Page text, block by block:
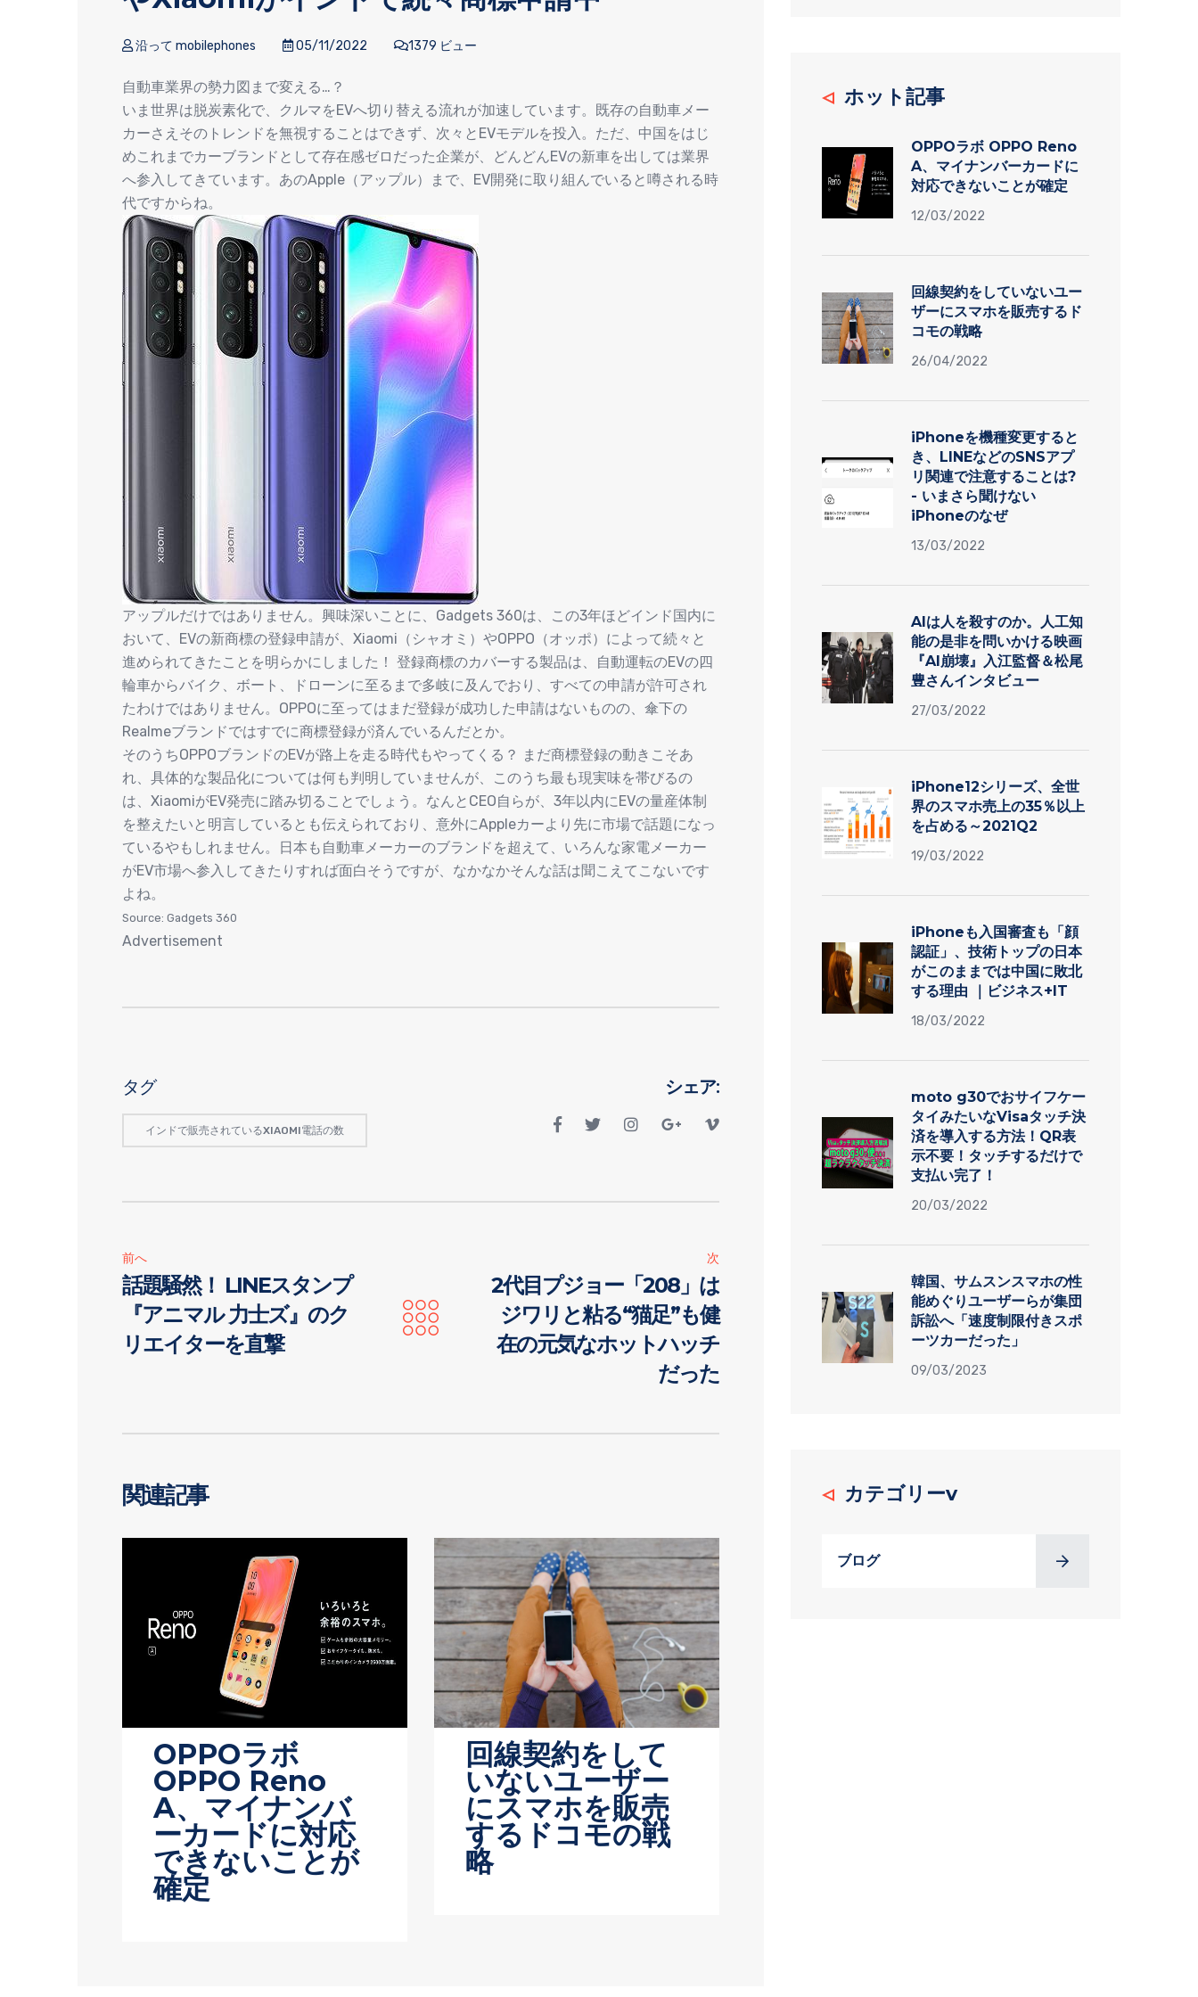
沿って mobilephones 05/11/2022 1379 ビュー
自動車業界の勢力図まで変える…？
いま世界は脱炭素化で、クルマをEVへ切り替える流れが加速しています。既存の自動車メー
カーさえそのトレンドを無視することはできず、次々とEVモデルを投入。ただ、中国をはじ
めこれまでカーブランドとして存在感ゼロだった企業が、どんどんEVの新車を出しては業界
へ参入してきています。あのApple（アップル）まで、EV開発に取り組んでいると噂される時
代ですからね。
アップルだけではありません。興味深いことに、Gadgets 360は、この3年ほどインド国内に
おいて、EVの新商標の登録申請が、Xiaomi（シャオミ）やOPPO（オッポ）によって続々と
進められてきたことを明らかにしました！ 登録商標のカバーする製品は、自動運転のEVの四
輪車からバイク、ボート、ドローンに至るまで多岐に及んでおり、すべての申請が許可され
たわけではありません。OPPOに至ってはまだ登録が成功した申請はないものの、傘下の
Realmeブランドではすでに商標登録が済んでいるんだとか。
そのうちOPPOブランドのEVが路上を走る時代もやってくる？ まだ商標登録の動きこそあ
れ、具体的な製品化については何も判明していませんが、このうち最も現実味を帯びるの
は、XiaomiがEV発売に踏み切ることでしょう。なんとCEO自らが、3年以内にEVの量産体制
を整えたいと明言しているとも伝えられており、意外にAppleカーより先に市場で話題になっ
ているやもしれません。日本も自動車メーカーのブランドを超えて、いろんな家電メーカー
がEV市場へ参入してきたりすれば面白そうですが、なかなかそんな話は聞こえてこないです
よね。
Source: Gadgets 360
Advertisement
タグ
インドで販売されているXIAOMI電話の数
シェア:
前へ
話題騒然！ LINEスタンプ
『アニマル 力士ズ』のク
リエイターを直撃
次
2代目プジョー「208」は
ジワリと粘る“猫足”も健
在の元気なホットハッチ
だった
関連記事
OPPOラボ
OPPO Reno
A、マイナンバ
ーカードに対応
できないことが
確定
回線契約をして
いないユーザー
にスマホを販売
するドコモの戦
略
ホット記事
OPPOラボ OPPO Reno
A、マイナンバーカードに
対応できないことが確定
12/03/2022
回線契約をしていないユー
ザーにスマホを販売するド
コモの戦略
26/04/2022
iPhoneを機種変更すると
き、LINEなどのSNSアプ
リ関連で注意することは?
- いまさら聞けない
iPhoneのなぜ
13/03/2022
AIは人を殺すのか。人工知
能の是非を問いかける映画
『AI崩壊』入江監督＆松尾
豊さんインタビュー
27/03/2022
iPhone12シリーズ、全世
界のスマホ売上の35％以上
を占める～2021Q2
19/03/2022
iPhoneも入国審査も「顔
認証」、技術トップの日本
がこのままでは中国に敗北
する理由 ｜ビジネス+IT
18/03/2022
moto g30でおサイフケー
タイみたいなVisaタッチ決
済を導入する方法！QR表
示不要！タッチするだけで
支払い完了！
20/03/2022
韓国、サムスンスマホの性
能めぐりユーザーらが集団
訴訟へ「速度制限付きスポ
ーツカーだった」
09/03/2023
カテゴリーv
ブログ